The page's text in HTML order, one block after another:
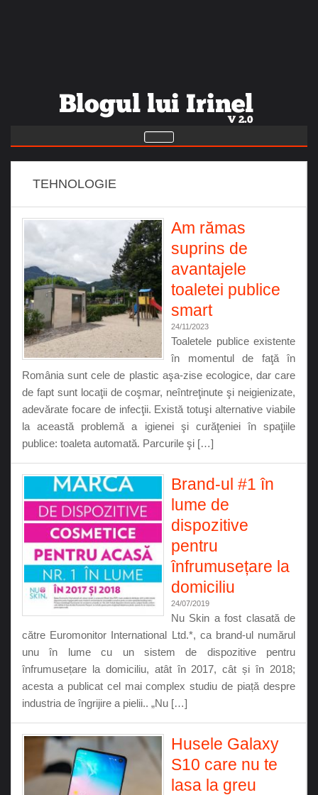
TEHNOLOGIE
Am rămas
suprins de
avantajele
toaletei publice
smart
24/11/2023
Toaletele publice existente
în momentul de faţă în
România sunt cele de plastic aşa-zise ecologice, dar care
de fapt sunt locaţii de coşmar, neîntreţinute şi neigienizate,
adevărate focare de infecţii. Există totuşi alternative viabile
la această problemă a igienei şi curăţeniei în spaţiile
publice: toaleta automată. Parcurile şi […]
Brand-ul #1 în
lume de
dispozitive
pentru
înfrumusețare la
domiciliu
24/07/2019
Nu Skin a fost clasată de
către Euromonitor International Ltd.*, ca brand-ul numărul
unu în lume cu un sistem de dispozitive pentru
înfrumusețare la domiciliu, atât în 2017, cât și în 2018;
acesta a publicat cel mai complex studiu de piață despre
industria de îngrijire a pielii.. „Nu […]
Husele Galaxy
S10 care nu te
lasa la greu